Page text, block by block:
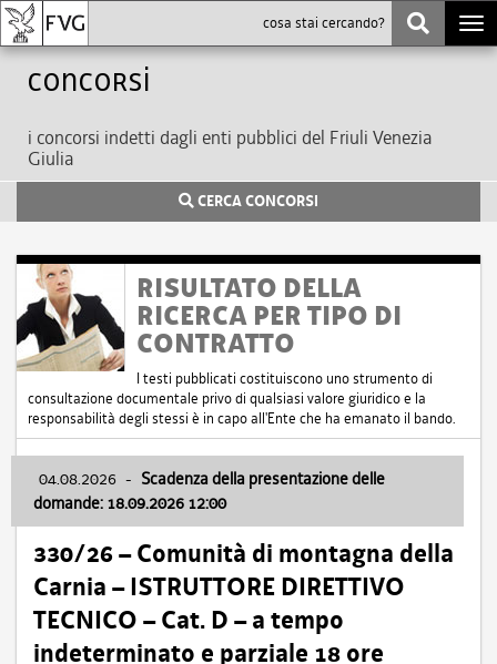
Concorsi
i concorsi indetti dagli enti pubblici del Friuli Venezia
Giulia
CERCA CONCORSI
RISULTATO DELLA
RICERCA PER TIPO DI
CONTRATTO
I testi pubblicati costituiscono uno strumento di
consultazione documentale privo di qualsiasi valore giuridico e la
responsabilità degli stessi è in capo all'Ente che ha emanato il bando.
04.08.2026 - Scadenza della presentazione delle
domande: 18.09.2026 12:00
330/26 – Comunità di montagna della
Carnia – ISTRUTTORE DIRETTIVO
TECNICO – Cat. D – a tempo
indeterminato e parziale 18 ore